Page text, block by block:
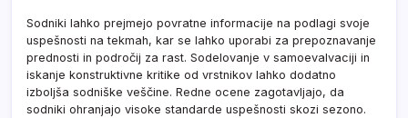
Sodniki lahko prejmejo povratne informacije na podlagi svoje
uspešnosti na tekmah, kar se lahko uporabi za prepoznavanje
prednosti in področij za rast. Sodelovanje v samoevalvaciji in
iskanje konstruktivne kritike od vrstnikov lahko dodatno
izboljša sodniške veščine. Redne ocene zagotavljajo, da
sodniki ohranjajo visoke standarde uspešnosti skozi sezono.